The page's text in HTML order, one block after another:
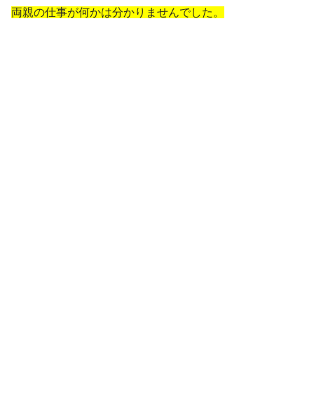
両親の仕事が何かは分かりませんでした。